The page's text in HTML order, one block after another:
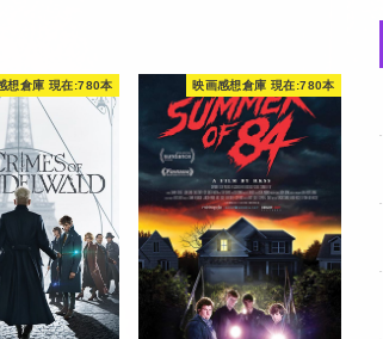
想倉庫 現在:780本 映画感想倉庫 現在:780本